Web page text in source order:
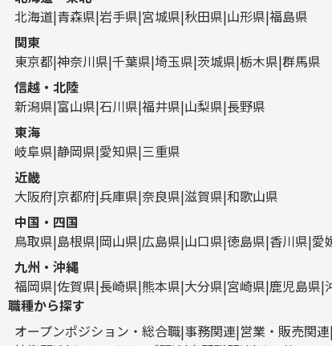
北海道 青森県 岩手県 宮城県 秋田県 山形県 福島県
関東
東京都 神奈川県 千葉県 埼玉県 茨城県 栃木県 群馬県
信越・北陸
新潟県 富山県 石川県 福井県 山梨県 長野県
東海
岐阜県 静岡県 愛知県 三重県
近畿
大阪府 京都府 兵庫県 奈良県 滋賀県 和歌山県
中国・四国
鳥取県 島根県 岡山県 広島県 山口県 徳島県 香川県 愛
九州・沖縄
福岡県 佐賀県 長崎県 熊本県 大分県 宮崎県 鹿児島県
職種から探す
オープンポジション・総合職 事務関連 営業・販売関連